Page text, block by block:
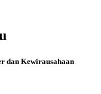
dan Kewirausahaan